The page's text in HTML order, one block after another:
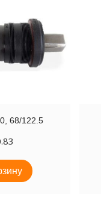
68/122.5